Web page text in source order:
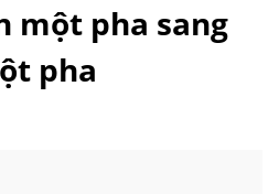
một pha sang
pha